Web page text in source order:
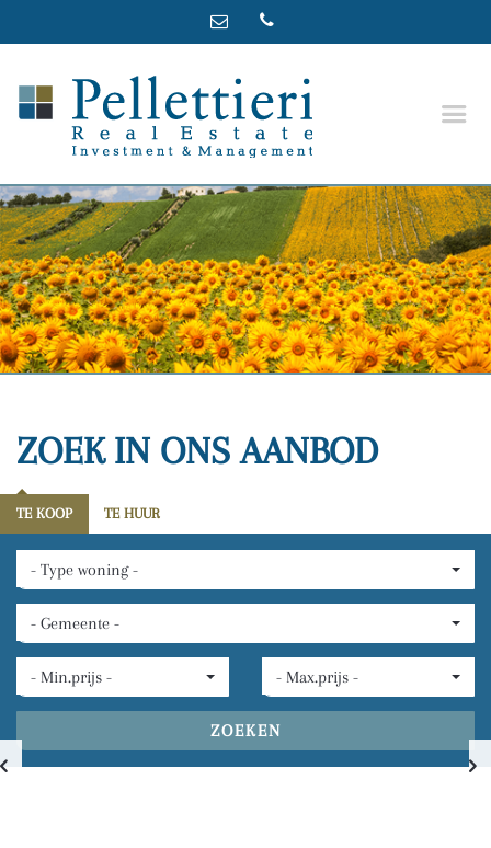
ZOEK IN ONS AANBOD
- Type woning -
- Gemeente -
- Min.prijs - - Max.prijs -
ZOEKEN
TE KOOP TE HUUR